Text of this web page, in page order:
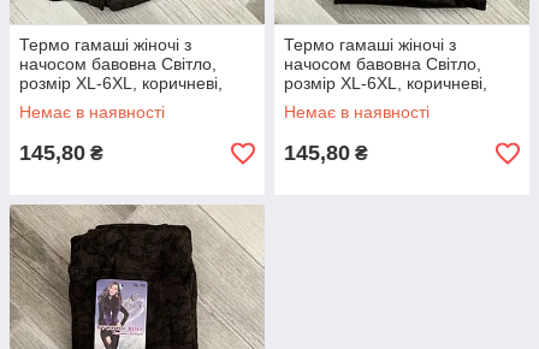
Термо гамаші жіночі з
начосом бавовна Світло,
розмір XL-6XL, коричневі,
малюнок 01, 703
Немає в наявності
145,80 ₴
Термо гамаші жіночі з
начосом бавовна Світло,
розмір XL-6XL, коричневі,
малюнок 02, 703
Немає в наявності
145,80 ₴